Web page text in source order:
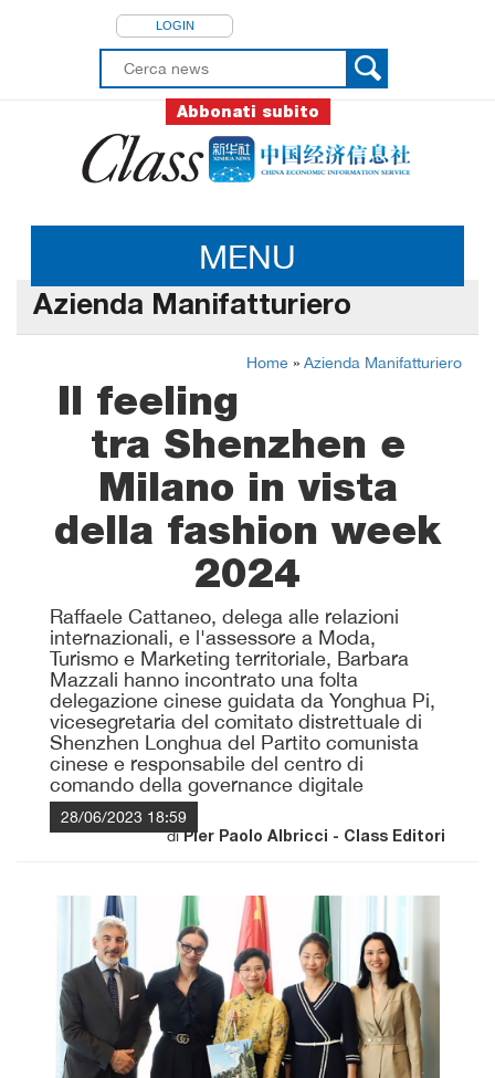
LOGIN
Abbonati subito
MENU
Azienda Manifatturiero
Home » Azienda Manifatturiero
Il feeling
tra Shenzhen e
Milano in vista
della fashion week
2024
Raffaele Cattaneo, delega alle relazioni
internazionali, e l'assessore a Moda,
Turismo e Marketing territoriale, Barbara
Mazzali hanno incontrato una folta
delegazione cinese guidata da Yonghua Pi,
vicesegretaria del comitato distrettuale di
Shenzhen Longhua del Partito comunista
cinese e responsabile del centro di
comando della governance digitale
28/06/2023 18:59
diPier Paolo Albricci - Class Editori